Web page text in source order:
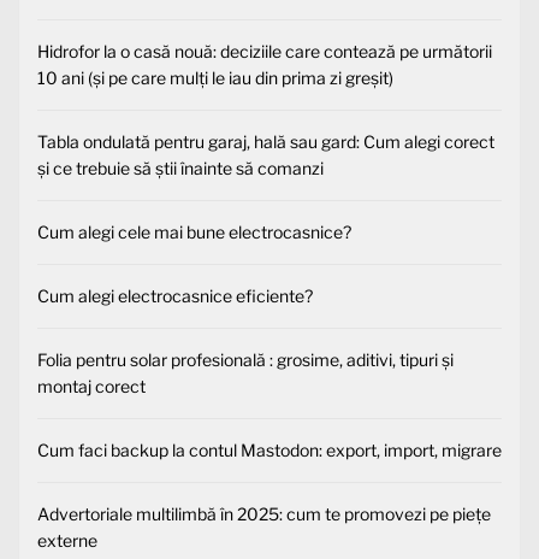
Hidrofor la o casă nouă: deciziile care contează pe următorii
10 ani (și pe care mulți le iau din prima zi greșit)
Tabla ondulată pentru garaj, hală sau gard: Cum alegi corect
și ce trebuie să știi înainte să comanzi
Cum alegi cele mai bune electrocasnice?
Cum alegi electrocasnice eficiente?
Folia pentru solar profesională : grosime, aditivi, tipuri și
montaj corect
Cum faci backup la contul Mastodon: export, import, migrare
Advertoriale multilimbă în 2025: cum te promovezi pe piețe
externe